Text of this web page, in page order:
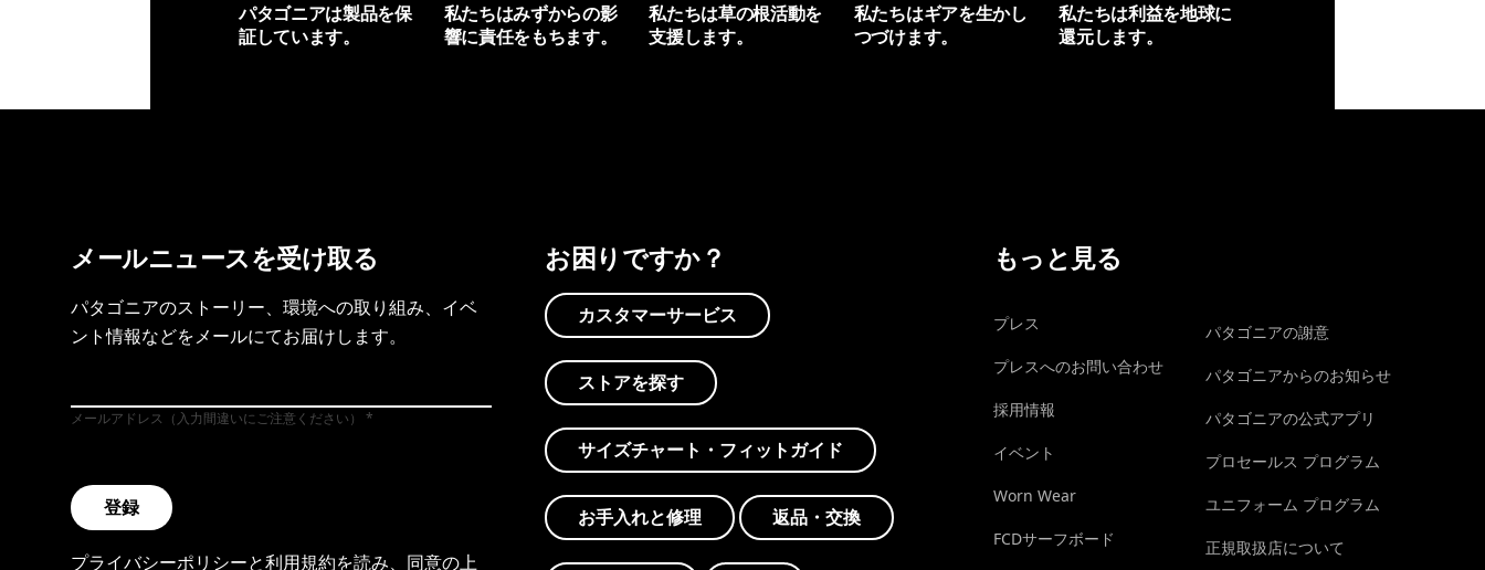
パタゴニアは製品を保
証しています。
私たちはみずからの影
響に責任をもちます。
私たちは草の根活動を
支援します。
私たちはギアを生かし
つづけます。
私たちは利益を地球に
還元します。
メールニュースを受け取る
パタゴニアのストーリー、環境への取り組み、イベ
ント情報などをメールにてお届けします。
メールアドレス（入力間違いにご注意ください）
登録
プライバシーポリシーと利用規約を読み、同意の上
お困りですか？
カスタマーサービス
ストアを探す
サイズチャート・フィットガイド
お手入れと修理 返品・交換
もっと見る
プレス
プレスへのお問い合わせ
採用情報
イベント
Worn Wear
FCDサーフボード
パタゴニアの謝意
パタゴニアからのお知らせ
パタゴニアの公式アプリ
プロセールス プログラム
ユニフォーム プログラム
正規取扱店について